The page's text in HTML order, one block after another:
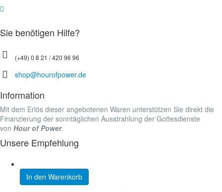
Sie benötigen Hilfe?
(+49) 0 8 21 / 420 96 96
shop@hourofpower.de
Information
Mit dem Erlös dieser angebotenen Waren unterstützen Sie direkt die
Finanzierung der sonntäglichen Ausstrahlung der Gottesdienste
von Hour of Power.
Unsere Empfehlung
In den Warenkorb